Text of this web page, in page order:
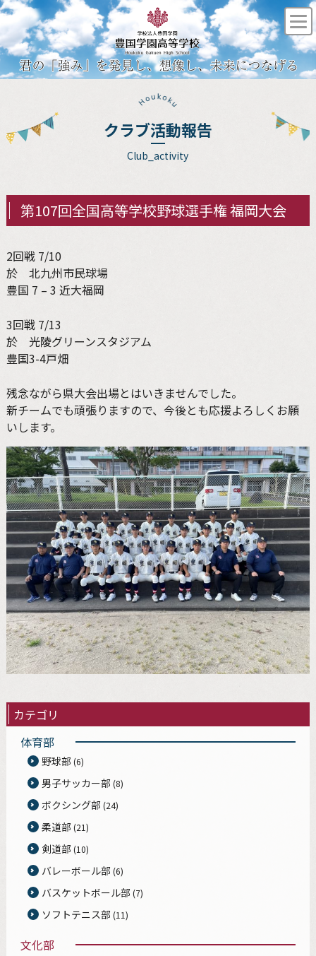
クラブ活動報告
Club_activity
第107回全国高等学校野球選手権 福岡大会
2回戦 7/10
於 北九州市民球場
豊国 7 – 3 近大福岡
3回戦 7/13
於 光陵グリーンスタジアム
豊国3-4戸畑
残念ながら県大会出場とはいきませんでした。
新チームでも頑張りますので、今後とも応援よろしくお願
いします。
カテゴリ
体育部
野球部 (6)
男子サッカー部 (8)
ボクシング部 (24)
柔道部 (21)
剣道部 (10)
バレーボール部 (6)
バスケットボール部 (7)
ソフトテニス部 (11)
文化部